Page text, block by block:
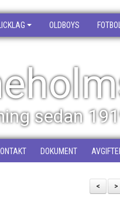
OLDBOYS
sedan
DOKUMENT
>
<